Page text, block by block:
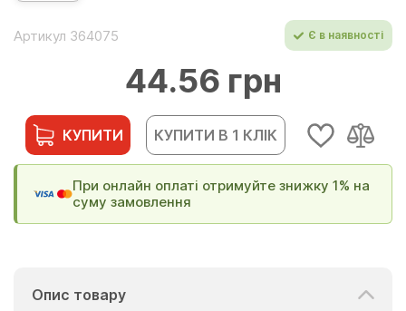
Артикул 364075 Є в наявності
44.56 грн
КУПИТИ КУПИТИ В 1 КЛІК
При онлайн оплаті отримуйте знижку 1% на
суму замовлення
Опис товару